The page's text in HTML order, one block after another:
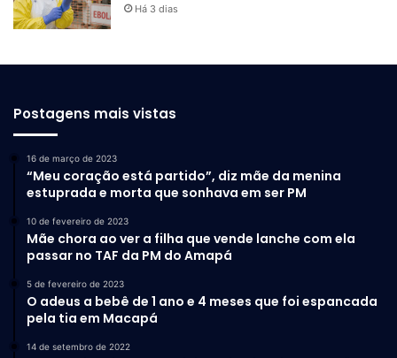
Há 3 dias
Postagens mais vistas
16 de março de 2023
“Meu coração está partido”, diz mãe da menina
estuprada e morta que sonhava em ser PM
10 de fevereiro de 2023
Mãe chora ao ver a filha que vende lanche com ela
passar no TAF da PM do Amapá
5 de fevereiro de 2023
O adeus a bebê de 1 ano e 4 meses que foi espancada
pela tia em Macapá
14 de setembro de 2022